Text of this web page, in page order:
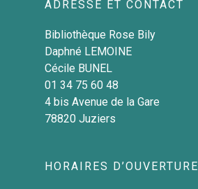
ADRESSE ET CONTACT
Bibliothèque Rose Bily
Daphné LEMOINE
Cécile BUNEL
01 34 75 60 48
4 bis Avenue de la Gare
78820 Juziers
HORAIRES D’OUVERTURE